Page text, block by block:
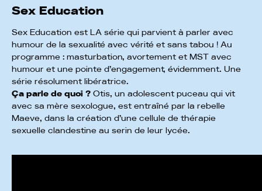
Sex Education
Sex Education est LA série qui parvient à parler avec
humour de la sexualité avec vérité et sans tabou ! Au
programme : masturbation, avortement et MST avec
humour et une pointe d’engagement, évidemment. Une
série résolument libératrice.
Ça parle de quoi ? Otis, un adolescent puceau qui vit
avec sa mère sexologue, est entraîné par la rebelle
Maeve, dans la création d’une cellule de thérapie
sexuelle clandestine au serin de leur lycée.